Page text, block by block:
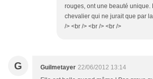
rouges, ont une beauté unique.
chevalier qui ne jurait que par
/> <br /> <br /> <br />
G Guilmetayer 22/06/2012 13:14